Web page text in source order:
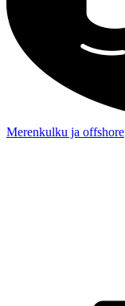
Merenkulku ja offshore